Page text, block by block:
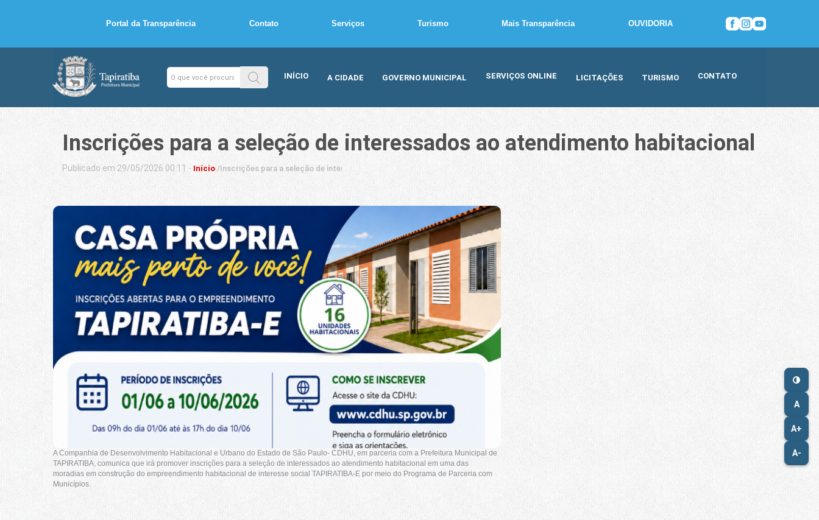
Portal da Transparência Contato Serviços Turismo Mais Transparência OUVIDORIA
INÍCIO A CIDADE GOVERNO MUNICIPAL SERVIÇOS ONLINE LICITAÇÕES TURISMO CONTATO
A
A+
A-
Inscrições para a seleção de interessados ao atendimento habitacional
Publicado em 29/05/2026 00:11 - Início /Inscrições para a seleção de interessados ao atendimento habitacional
A Companhia de Desenvolvimento Habitacional e Urbano do Estado de São Paulo- CDHU, em parceria com a Prefeitura Municipal de
TAPIRATIBA, comunica que irá promover inscrições para a seleção de interessados ao atendimento habitacional em uma das
moradias em construção do empreendimento habitacional de interesse social TAPIRATIBA-E por meio do Programa de Parceria com
Municípios.